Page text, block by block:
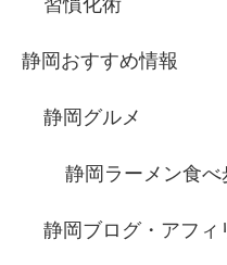
静岡おすすめ情報
静岡グルメ
静岡ラーメン食べ
静岡ブログ・アフ